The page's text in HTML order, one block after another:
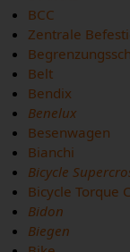
BCC
Zentrale
Belt
Bendix
Benelux
Besenwagen
Bianchi
Bicycle
Bicycle Torque
Bidon
Biegen